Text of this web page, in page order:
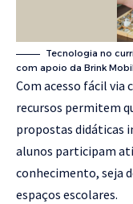
Tecnologia no
com apoio da Brink
Com acesso fácil via
recursos permitem
propostas didáticas
alunos participam
conhecimento, seja
espaços escolares.